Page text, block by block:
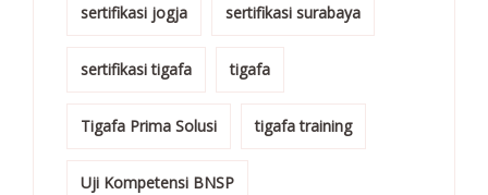
sertifikasi jogja sertifikasi surabaya
sertifikasi tigafa tigafa
Tigafa Prima Solusi tigafa training
Uji Kompetensi BNSP